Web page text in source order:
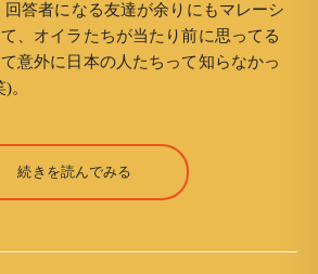
答者になる友達が余りにもマレーシ
、オイラたちが当たり前に思ってる
意外に日本の人たちって知らなかっ
。
続きを読んでみる